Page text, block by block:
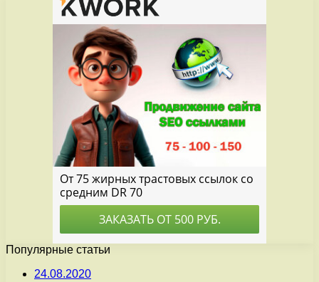
Популярные статьи
24.08.2020